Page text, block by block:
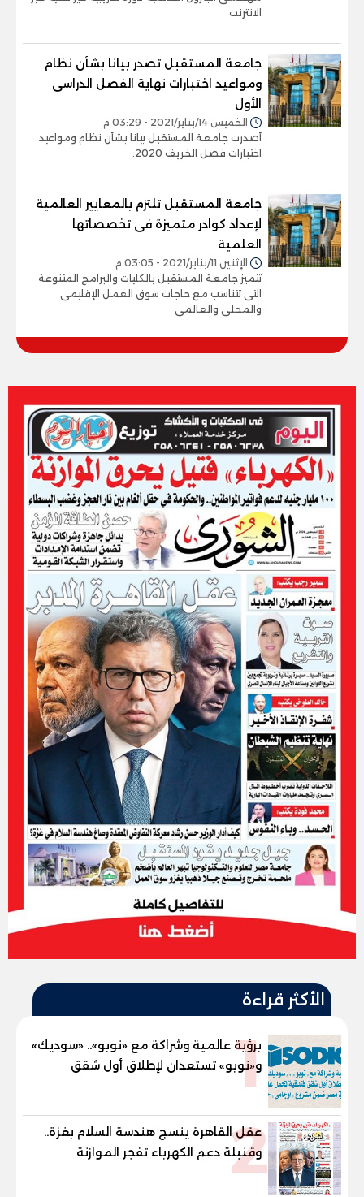
الانترنت
جامعة المستقبل تصدر بيانا بشأن نظام
ومواعيد اختبارات نهاية الفصل الدراسى
الأول
الخميس 14/يناير/2021 - 03:29 م
أصدرت جامعة المستقبل بيانا بشأن نظام ومواعيد
اختبارات فصل الخريف 2020.
جامعة المستقبل تلتزم بالمعايير العالمية
لإعداد كوادر متميزة فى تخصصاتها
العلمية
الإثنين 11/يناير/2021 - 03:05 م
تتميز جامعة المستقبل بالكليات والبرامج المتنوعة
التى تتناسب مع حاجات سوق العمل الإقليمى
والمحلى والعالمى
الأكثر قراءة
1
برؤية عالمية وشراكة مع «نوبو».. «سوديك»
و«نوبو» تستعدان لإطلاق أول شقق
فندقية تحمل علامة "نوبو" العالمية في
2
عقل القاهرة ينسج هندسة السلام بغزة..
وقنبلة دعم الكهرباء تفجر الموازنة